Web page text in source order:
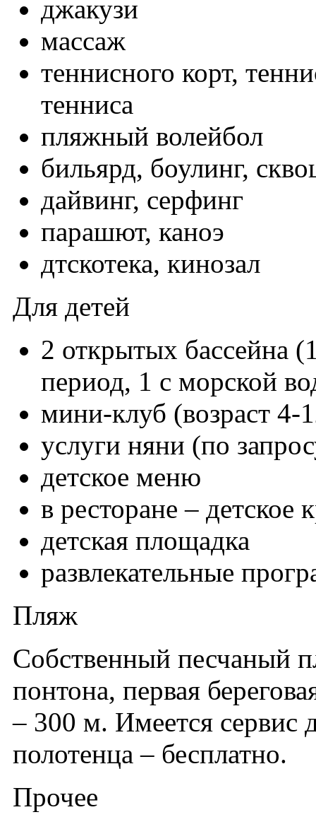
джакузи
массаж
теннисного корт,
тенниса
пляжный волейбол
бильярд, боулинг,
дайвинг, серфинг
парашют, каноэ
дтскотека, кинозал
Для детей
2 открытых бассейна
период, 1 с морской
мини-клуб (возраст 4-
услуги няни (по
детское меню
в ресторане – детское
детская площадка
развлекательные
Пляж
Собственный песчаный
понтона, первая
– 300 м. Имеется сервис
полотенца – бесплатно.
Прочее